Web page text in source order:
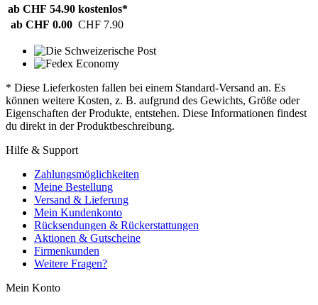
ab CHF 54.90 kostenlos*
ab CHF 0.00 CHF 7.90
* Diese Lieferkosten fallen bei einem Standard-Versand an. Es
können weitere Kosten, z. B. aufgrund des Gewichts, Größe oder
Eigenschaften der Produkte, entstehen. Diese Informationen findest
du direkt in der Produktbeschreibung.
Hilfe & Support
Zahlungsmöglichkeiten
Meine Bestellung
Versand & Lieferung
Mein Kundenkonto
Rücksendungen & Rückerstattungen
Aktionen & Gutscheine
Firmenkunden
Weitere Fragen?
Mein Konto